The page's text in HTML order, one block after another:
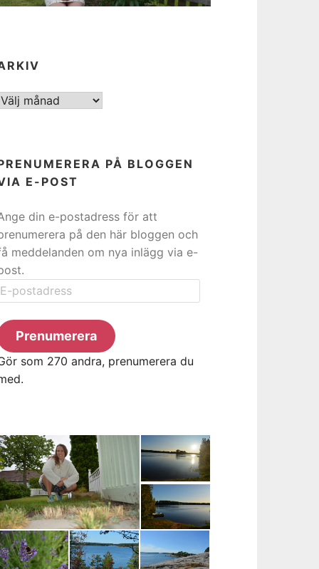
PÅ BLOGGEN
E-POST
din e-postadress för att
på den här bloggen och
meddelanden om nya inlägg via e-
Prenumerera
som 270 andra, prenumerera du